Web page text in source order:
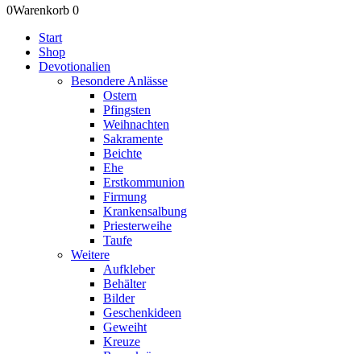
0Warenkorb 0
Start
Shop
Devotionalien
Besondere Anlässe
Ostern
Pfingsten
Weihnachten
Sakramente
Beichte
Ehe
Erstkommunion
Firmung
Krankensalbung
Priesterweihe
Taufe
Weitere
Aufkleber
Behälter
Bilder
Geschenkideen
Geweiht
Kreuze